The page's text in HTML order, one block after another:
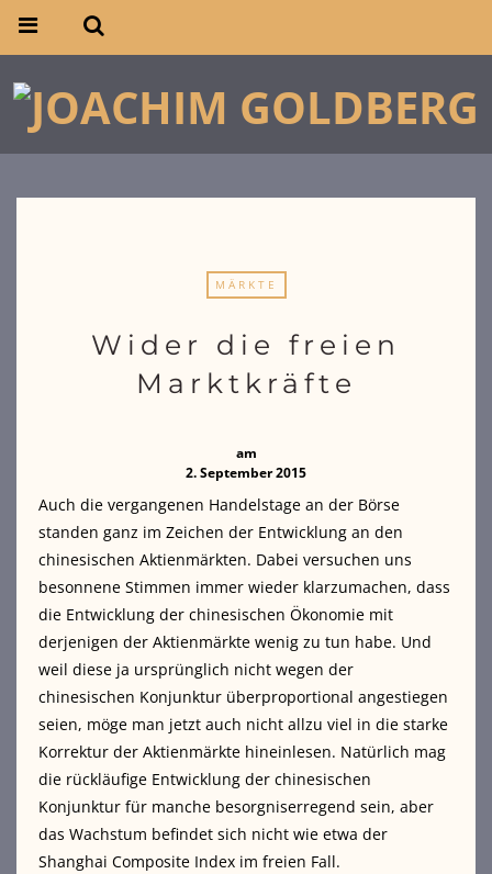
MÄRKTE
Wider die freien
Marktkräfte
am
2. September 2015
Auch die vergangenen Handelstage an der Börse
standen ganz im Zeichen der Entwicklung an den
chinesischen Aktienmärkten. Dabei versuchen uns
besonnene Stimmen immer wieder klarzumachen, dass
die Entwicklung der chinesischen Ökonomie mit
derjenigen der Aktienmärkte wenig zu tun habe. Und
weil diese ja ursprünglich nicht wegen der
chinesischen Konjunktur überproportional angestiegen
seien, möge man jetzt auch nicht allzu viel in die starke
Korrektur der Aktienmärkte hineinlesen. Natürlich mag
die rückläufige Entwicklung der chinesischen
Konjunktur für manche besorgniserregend sein, aber
das Wachstum befindet sich nicht wie etwa der
Shanghai Composite Index im freien Fall.